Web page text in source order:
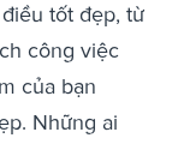
tốt đẹp, từ
công việc
của bạn
Những ai